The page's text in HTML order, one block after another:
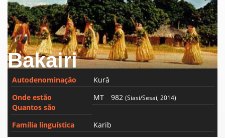
Bakairi
Autodenominação
Kurâ
Onde estão
Quantos são
MT 982(Siasi/Sesai, 2014)
Família linguística Karib